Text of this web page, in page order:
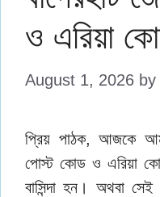
ও এরিয়া
August 1, 2026 by
প্রিয় পাঠক, আজকে
পোস্ট কোড ও এরিয়া
বাসিন্দা হন। অথবা